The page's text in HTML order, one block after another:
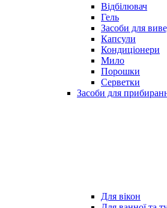
Відбілювач
Гель
Засоби для
Капсули
Кондиціонери
Мило
Порошки
Серветки
Засоби для
Для вікон